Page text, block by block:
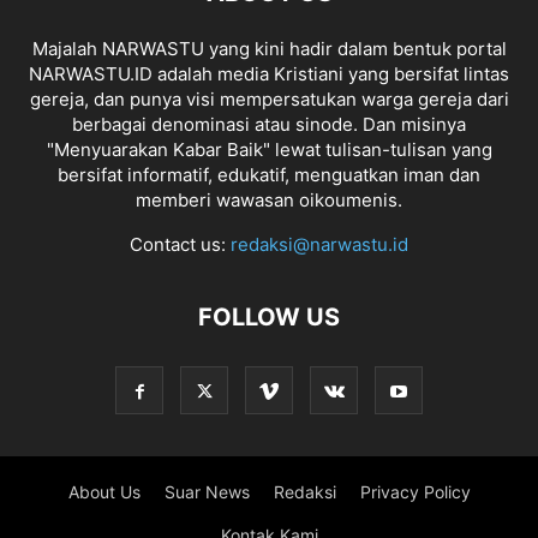
Majalah NARWASTU yang kini hadir dalam bentuk portal
NARWASTU.ID adalah media Kristiani yang bersifat lintas
gereja, dan punya visi mempersatukan warga gereja dari
berbagai denominasi atau sinode. Dan misinya
"Menyuarakan Kabar Baik" lewat tulisan-tulisan yang
bersifat informatif, edukatif, menguatkan iman dan
memberi wawasan oikoumenis.
Contact us: redaksi@narwastu.id
FOLLOW US
About Us Suar News Redaksi Privacy Policy